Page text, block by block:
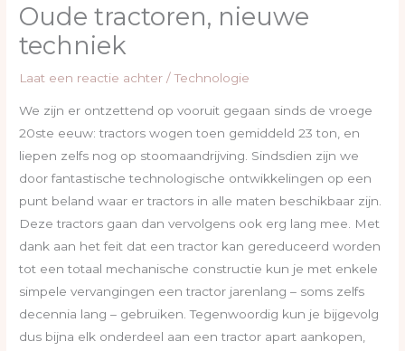
Oude tractoren, nieuwe
techniek
Laat een reactie achter /Technologie
We zijn er ontzettend op vooruit gegaan sinds de vroege
20ste eeuw: tractors wogen toen gemiddeld 23 ton, en
liepen zelfs nog op stoomaandrijving. Sindsdien zijn we
door fantastische technologische ontwikkelingen op een
punt beland waar er tractors in alle maten beschikbaar zijn.
Deze tractors gaan dan vervolgens ook erg lang mee. Met
dank aan het feit dat een tractor kan gereduceerd worden
tot een totaal mechanische constructie kun je met enkele
simpele vervangingen een tractor jarenlang – soms zelfs
decennia lang – gebruiken. Tegenwoordig kun je bijgevolg
dus bijna elk onderdeel aan een tractor apart aankopen,